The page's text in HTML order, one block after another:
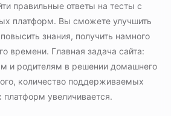
правильные ответы на тесты с
платформ. Вы сможете улучшить
знания, получить намного
времени. Главная задача сайта:
и родителям в решении домашнего
количество поддерживаемых
увеличивается.